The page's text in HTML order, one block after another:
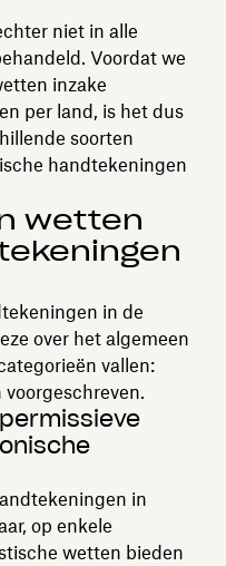
niet in alle
Voordat we
inzake
per land, is het dus
soorten
handtekeningen
wetten
in de
over het algemeen
vallen:
in
op enkele
wetten bieden